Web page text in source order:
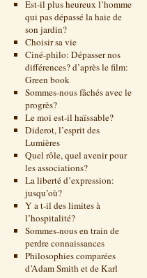
Est-il plus heureux l’homme
qui pas dépassé la haie de
son jardin?
Choisir sa vie
Ciné-philo: Dépasser nos
différences? d’après le film:
Green book
Sommes-nous fâchés avec le
progrès?
Le moi est-il haïssable?
Diderot, l’esprit des
Lumières
Quel rôle, quel avenir pour
les associations?
La liberté d’expression:
jusqu’où?
Y a t-il des limites à
l’hospitalité?
Sommes-nous en train de
perdre connaissances
Philosophies comparées
d’Adam Smith et de Karl